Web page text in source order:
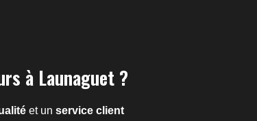
à Launaguet ?
et un service client